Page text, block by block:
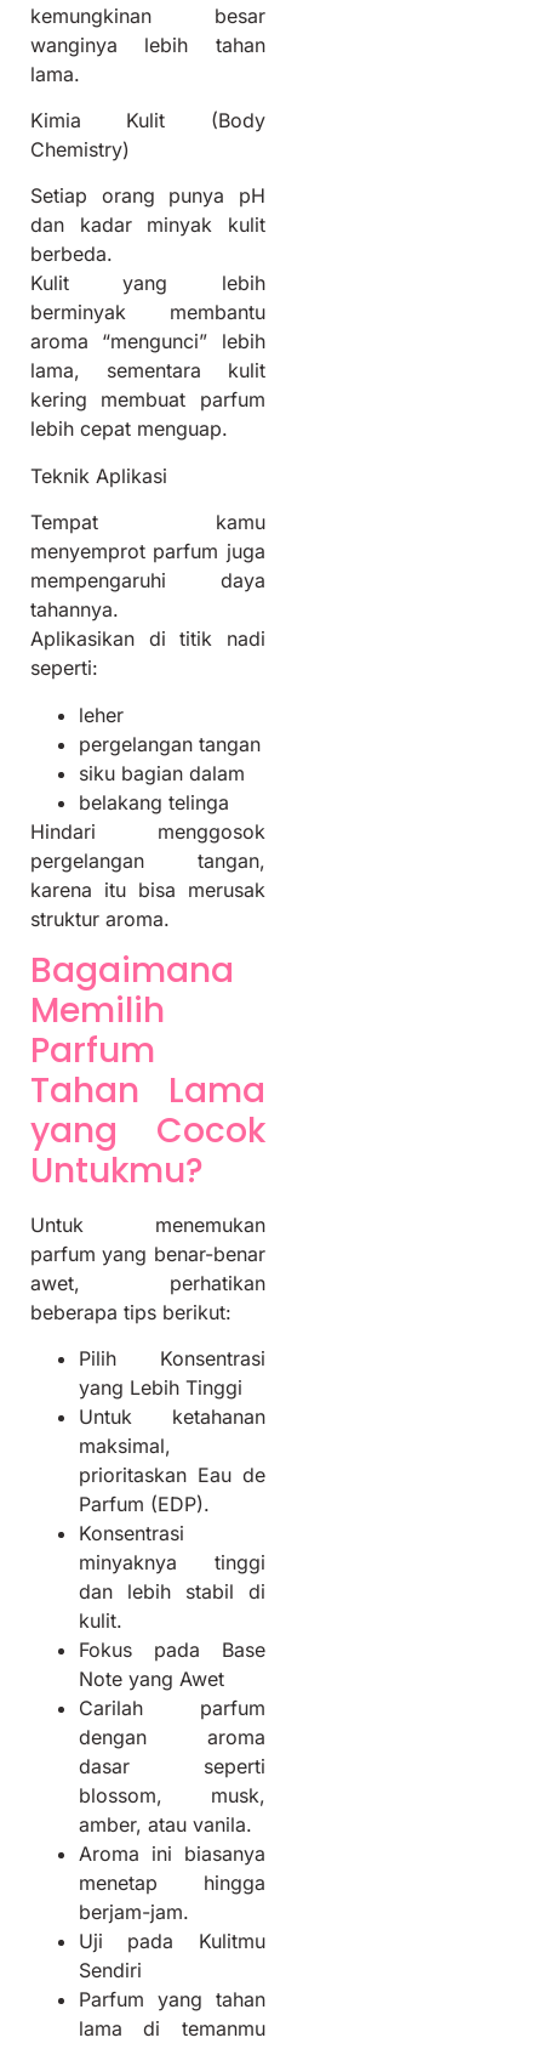
kemungkinan besar
wanginya lebih tahan
lama.
Kimia Kulit (Body
Chemistry)
Setiap orang punya pH
dan kadar minyak kulit
berbeda.
Kulit yang lebih
berminyak membantu
aroma “mengunci” lebih
lama, sementara kulit
kering membuat parfum
lebih cepat menguap.
Teknik Aplikasi
Tempat kamu
menyemprot parfum juga
mempengaruhi daya
tahannya.
Aplikasikan di titik nadi
seperti:
leher
pergelangan tangan
siku bagian dalam
belakang telinga
Hindari menggosok
pergelangan tangan,
karena itu bisa merusak
struktur aroma.
Bagaimana
Memilih
Parfum
Tahan Lama
yang Cocok
Untukmu?
Untuk menemukan
parfum yang benar-benar
awet, perhatikan
beberapa tips berikut:
Pilih Konsentrasi
yang Lebih Tinggi
Untuk ketahanan
maksimal,
prioritaskan Eau de
Parfum (EDP).
Konsentrasi
minyaknya tinggi
dan lebih stabil di
kulit.
Fokus pada Base
Note yang Awet
Carilah parfum
dengan aroma
dasar seperti
blossom, musk,
amber, atau vanila.
Aroma ini biasanya
menetap hingga
berjam-jam.
Uji pada Kulitmu
Sendiri
Parfum yang tahan
lama di temanmu